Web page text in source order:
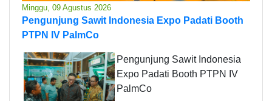
Minggu, 09 Agustus 2026
Pengunjung Sawit Indonesia Expo Padati Booth
PTPN IV PalmCo
Pengunjung Sawit Indonesia
Expo Padati Booth PTPN IV
PalmCo